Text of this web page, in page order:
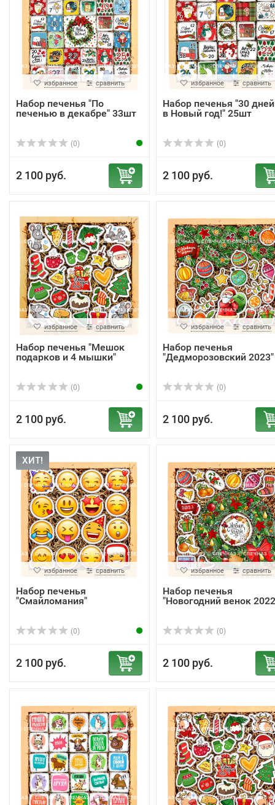
избранное сравнить
Набор печенья "По
печенью в декабре" 33шт
(0)
2 100 руб.
избранное сравнить
Набор печенья "30
в Новый год!" 25шт
(0)
2 100 руб.
избранное сравнить
Набор печенья "Мешок
подарков и 4 мышки"
(0)
2 100 руб.
избранное сравнить
Набор печенья
"Дедморозовский 2023"
(0)
2 100 руб.
ХИТ!
избранное сравнить
Набор печенья
"Смайломания"
(0)
2 100 руб.
избранное сравнить
Набор печенья
"Новогодний венок
(0)
2 100 руб.